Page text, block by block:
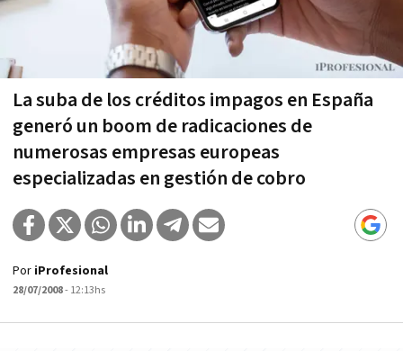
La suba de los créditos impagos en España
generó un boom de radicaciones de
numerosas empresas europeas
especializadas en gestión de cobro
Por iProfesional
28/07/2008- 12:13hs